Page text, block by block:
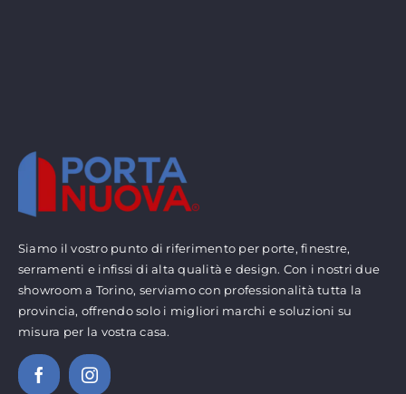
Siamo il vostro punto di riferimento per porte, finestre,
serramenti e infissi di alta qualità e design. Con i nostri due
showroom a Torino, serviamo con professionalità tutta la
provincia, offrendo solo i migliori marchi e soluzioni su
misura per la vostra casa.